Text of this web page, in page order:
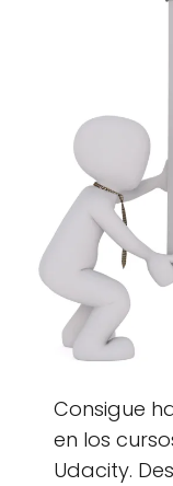
Consigue
en los
Udacity.